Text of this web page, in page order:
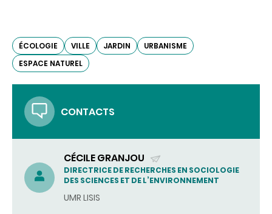
ÉCOLOGIE VILLE JARDIN
URBANISME
ESPACE NATUREL
CONTACTS
CÉCILE GRANJOU
(ENVOYER
UN
COURRIEL)
DIRECTRICE DE RECHERCHES EN SOCIOLOGIE
DES SCIENCES ET DE L’ENVIRONNEMENT
UMR LISIS